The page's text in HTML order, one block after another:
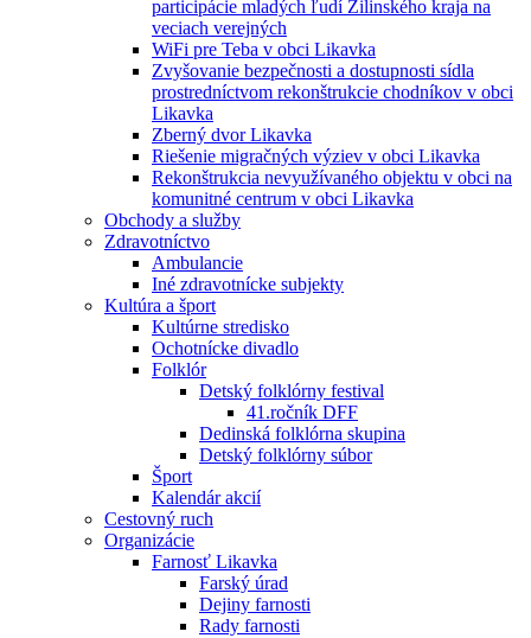
participácie mladých ľudí Žilinského kraja na
veciach verejných
WiFi pre Teba v obci Likavka
Zvyšovanie bezpečnosti a dostupnosti sídla
prostredníctvom rekonštrukcie chodníkov v obci
Likavka
Zberný dvor Likavka
Riešenie migračných výziev v obci Likavka
Rekonštrukcia nevyužívaného objektu v obci na
komunitné centrum v obci Likavka
Obchody a služby
Zdravotníctvo
Ambulancie
Iné zdravotnícke subjekty
Kultúra a šport
Kultúrne stredisko
Ochotnícke divadlo
Folklór
Detský folklórny festival
41.ročník DFF
Dedinská folklórna skupina
Detský folklórny súbor
Šport
Kalendár akcií
Cestovný ruch
Organizácie
Farnosť Likavka
Farský úrad
Dejiny farnosti
Rady farnosti